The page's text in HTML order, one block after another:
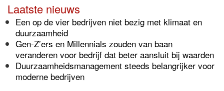
Laatste nieuws
Een op de vier bedrijven niet bezig met klimaat en
duurzaamheid
Gen-Z’ers en Millennials zouden van baan
veranderen voor bedrijf dat beter aansluit bij waarden
Duurzaamheidsmanagement steeds belangrijker voor
moderne bedrijven